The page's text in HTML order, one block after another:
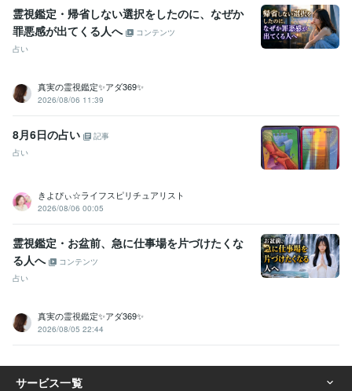
霊視鑑定・帰省しない選択をしたのに、なぜか
罪悪感が出てくる人へ
コンテンツ
占い
真実の霊視鑑定✨アダ369✨
2026/08/06 11:39
8月6日の占い
記事
占い
きよぴぃ☆ライフスピリチュアリスト
2026/08/06 00:05
霊視鑑定・お盆前、急に仕事場を片づけたくな
る人へ
コンテンツ
占い
真実の霊視鑑定✨アダ369✨
2026/08/05 22:44